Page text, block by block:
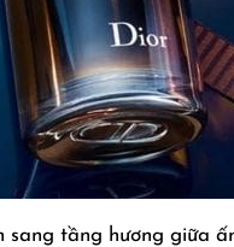
sang tầng hương giữa